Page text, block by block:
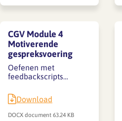
CGV Module 4
Motiverende
gespreksvoering
Oefenen met
feedbackscripts…
Download
DOCX document 63.24 KB